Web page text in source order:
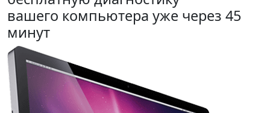
вашего компьютера уже через 45
минут